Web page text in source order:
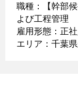
職種：【幹部
よび工程管理
雇用形態：正
エリア：千葉